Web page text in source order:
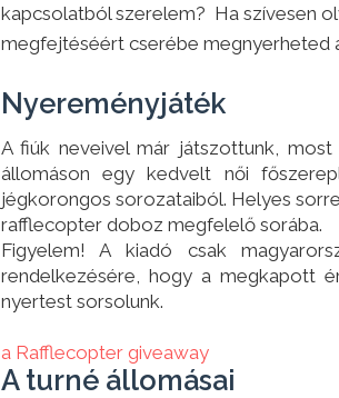
kapcsolatból szerelem? Ha szívesen
megfejtéséért cserébe megnyerheted
Nyereményjáték
A fiúk neveivel már játszottunk,
állomáson egy kedvelt női
jégkorongos sorozataiból. Helyes
rafflecopter doboz megfelelő sorába.
Figyelem! A kiadó csak
rendelkezésére, hogy a megkapott
nyertest sorsolunk.
a Rafflecopter giveaway
A turné állomásai